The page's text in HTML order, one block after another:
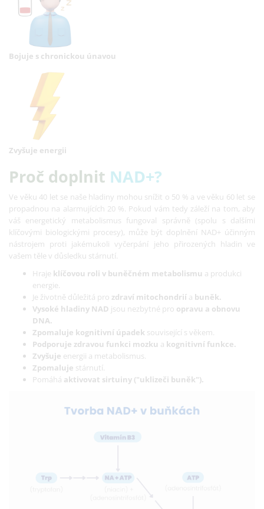
Bojuje s chronickou únavou
Zvyšuje energii
Proč doplnit NAD+?
Ve věku 40 let se naše hladiny mohou snížit o 50 % a ve věku 60 let se
propadnou na alarmujících 20 %. Pokud vám tedy záleží na tom, aby
váš energetický metabolismus fungoval správně (spolu s dalšími
klíčovými biologickými procesy), může být doplnění NAD+ účinným
nástrojem proti jakémukoli vyčerpání jeho přirozených hladin ve
vašem těle v důsledku stárnutí.
Hraje klíčovou roli v buněčném metabolismu a produkci
energie.
Je životně důležitá pro zdraví mitochondrií a buněk.
Vysoké hladiny NAD jsou nezbytné pro opravu a obnovu
DNA.
Zpomaluje kognitivní úpadek související s věkem.
Podporuje zdravou funkci mozku a kognitivní funkce.
Zvyšuje energii a metabolismus.
Zpomaluje stárnutí.
Pomáhá aktivovat sirtuiny ("uklizeči buněk").